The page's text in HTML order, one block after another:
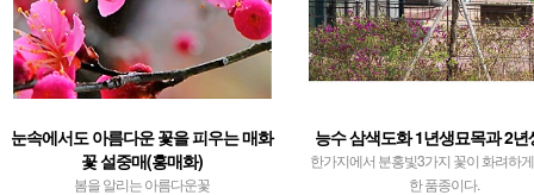
눈속에서도 아름다운 꽃을 피우는 매화
꽃 설중매(홍매화)
봄을 알리는 아름다운꽃
능수 삼색도화 1년생묘목과 2년
한가지에서 분홍빛3가지 꽃이 화려하
한 품종이다.